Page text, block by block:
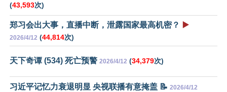
(43,593次)
郑习会出大事，直播中断，泄露国家最高机密？ ▶️
2026/4/12 (44,814次)
天下奇谭 (534) 死亡预警 2026/4/12 (34,379次)
习近平记忆力衰退明显 央视联播有意掩盖 📝 2026/4/12